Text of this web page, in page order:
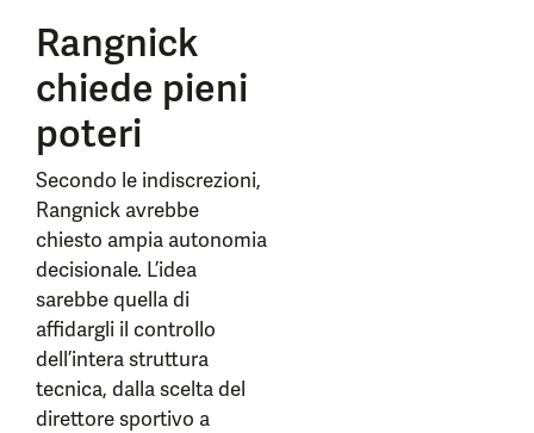
Rangnick
chiede pieni
poteri
Secondo le indiscrezioni,
Rangnick avrebbe
chiesto ampia autonomia
decisionale. L’idea
sarebbe quella di
affidargli il controllo
dell’intera struttura
tecnica, dalla scelta del
direttore sportivo a